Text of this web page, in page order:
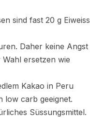
sind fast 20 g Eiweiss
Daher keine Angst
ersetzen wie
Kakao in Peru
low carb geeignet.
Süssungsmittel.